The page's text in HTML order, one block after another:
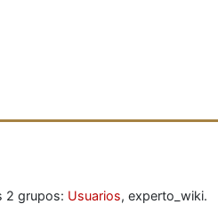
2 grupos: Usuarios, experto_wiki.